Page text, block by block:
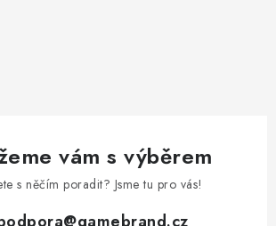
vám s výběrem
s něčím poradit? Jsme tu pro vás!
@gamebrand.cz